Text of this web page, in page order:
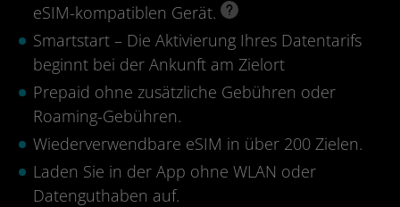
eSIM-kompatiblen Gerät.
Smartstart – Die Aktivierung Ihres Datentarifs
beginnt bei der Ankunft am Zielort
Prepaid ohne zusätzliche Gebühren oder
Roaming-Gebühren.
Wiederverwendbare eSIM in über 200 Zielen.
Laden Sie in der App ohne WLAN oder
Datenguthaben auf.